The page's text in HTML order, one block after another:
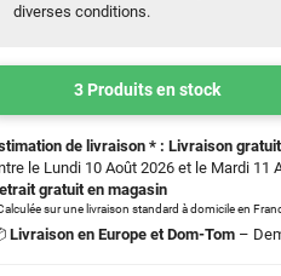
diverses conditions.
3 Produits en stock
de livraison * : Livraison
le Lundi 10 Août 2026 et le Mardi 11
gratuit en magasin
sur une livraison standard à domicile en
Livraison en Europe et Dom-Tom –